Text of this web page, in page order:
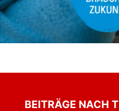
BEITRÄGE NACH